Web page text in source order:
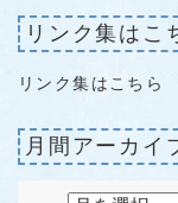
リンク集はこ
リンク集はこちら
月間アーカイ